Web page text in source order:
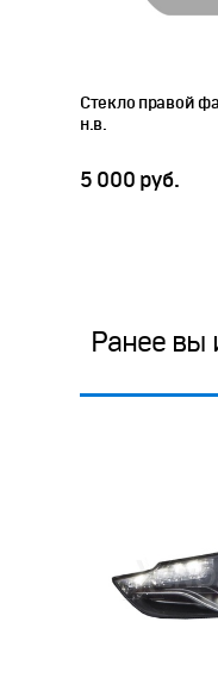
Стекло правой
н.в.
5 000 руб.
Ранее вы